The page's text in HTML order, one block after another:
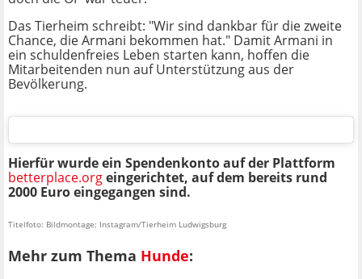
Das Tierheim schreibt: "Wir sind dankbar für die zweite
Chance, die Armani bekommen hat." Damit Armani in
ein schuldenfreies Leben starten kann, hoffen die
Mitarbeitenden nun auf Unterstützung aus der
Bevölkerung.
Hierfür wurde ein Spendenkonto auf der Plattform
betterplace.orgeingerichtet, auf dem bereits rund
2000 Euro eingegangen sind.
Titelfoto: Bildmontage: Instagram/Tierheim Ludwigsburg
Mehr zum Thema Hunde: